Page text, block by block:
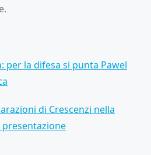
per la difesa si punta Pawel
di Crescenzi nella